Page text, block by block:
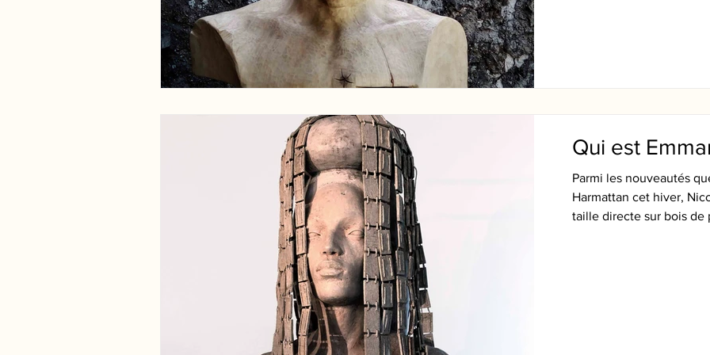
Qui est
Parmi les nouveautés
Harmattan cet hiver,
taille directe sur bois de